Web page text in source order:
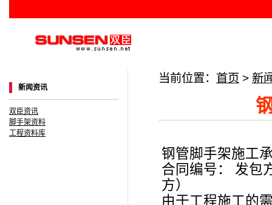
新闻资讯
双臣资讯
脚手架资料
工程资料库
当前位置： 首页 > 新
钢管脚手架施工
合同编号： 发包
方）
由于工程施工的